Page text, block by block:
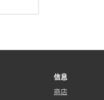
信息
商店